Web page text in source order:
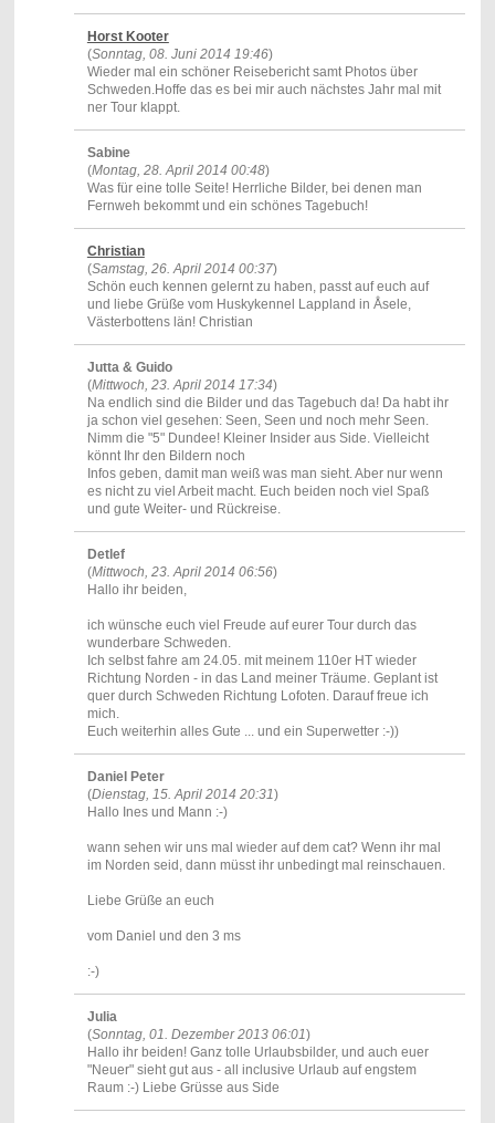
Horst Kooter
(Sonntag, 08. Juni 2014 19:46)
Wieder mal ein schöner Reisebericht samt Photos über
Schweden.Hoffe das es bei mir auch nächstes Jahr mal mit
ner Tour klappt.
Sabine
(Montag, 28. April 2014 00:48)
Was für eine tolle Seite! Herrliche Bilder, bei denen man
Fernweh bekommt und ein schönes Tagebuch!
Christian
(Samstag, 26. April 2014 00:37)
Schön euch kennen gelernt zu haben, passt auf euch auf
und liebe Grüße vom Huskykennel Lappland in Åsele,
Västerbottens län! Christian
Jutta & Guido
(Mittwoch, 23. April 2014 17:34)
Na endlich sind die Bilder und das Tagebuch da! Da habt ihr
ja schon viel gesehen: Seen, Seen und noch mehr Seen.
Nimm die "5" Dundee! Kleiner Insider aus Side. Vielleicht
könnt Ihr den Bildern noch
Infos geben, damit man weiß was man sieht. Aber nur wenn
es nicht zu viel Arbeit macht. Euch beiden noch viel Spaß
und gute Weiter- und Rückreise.
Detlef
(Mittwoch, 23. April 2014 06:56)
Hallo ihr beiden,
ich wünsche euch viel Freude auf eurer Tour durch das
wunderbare Schweden.
Ich selbst fahre am 24.05. mit meinem 110er HT wieder
Richtung Norden - in das Land meiner Träume. Geplant ist
quer durch Schweden Richtung Lofoten. Darauf freue ich
mich.
Euch weiterhin alles Gute ... und ein Superwetter :-))
Daniel Peter
(Dienstag, 15. April 2014 20:31)
Hallo Ines und Mann :-)
wann sehen wir uns mal wieder auf dem cat? Wenn ihr mal
im Norden seid, dann müsst ihr unbedingt mal reinschauen.
Liebe Grüße an euch
vom Daniel und den 3 ms
:-)
Julia
(Sonntag, 01. Dezember 2013 06:01)
Hallo ihr beiden! Ganz tolle Urlaubsbilder, und auch euer
"Neuer" sieht gut aus - all inclusive Urlaub auf engstem
Raum :-) Liebe Grüsse aus Side